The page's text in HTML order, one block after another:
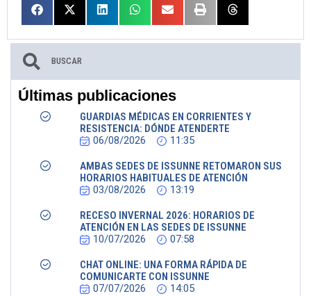
Últimas publicaciones
GUARDIAS MÉDICAS EN CORRIENTES Y
RESISTENCIA: DÓNDE ATENDERTE
06/08/2026
11:35
AMBAS SEDES DE ISSUNNE RETOMARON SUS
HORARIOS HABITUALES DE ATENCIÓN
03/08/2026
13:19
RECESO INVERNAL 2026: HORARIOS DE
ATENCIÓN EN LAS SEDES DE ISSUNNE
10/07/2026
07:58
CHAT ONLINE: UNA FORMA RÁPIDA DE
COMUNICARTE CON ISSUNNE
07/07/2026
14:05